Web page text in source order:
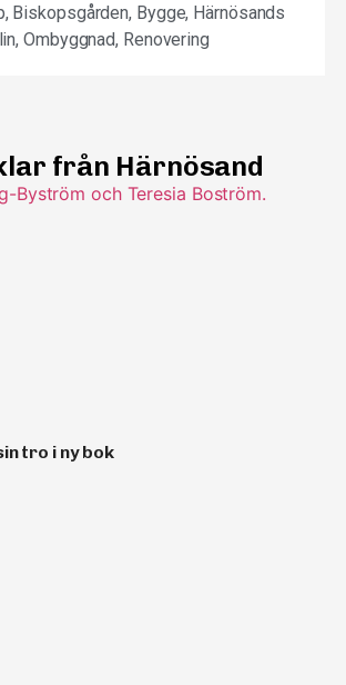
, Biskopsgården, Bygge, Härnösands
,Ombyggnad, Renovering
från Härnösand
tro i ny bok